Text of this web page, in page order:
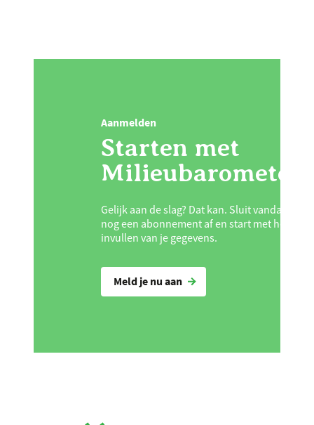
Aanmelden
Starten met
Milieubarometer
Gelijk aan de slag? Dat kan. Sluit vandaag
nog een abonnement af en start met het
invullen van je gegevens.
Meld je nu aan